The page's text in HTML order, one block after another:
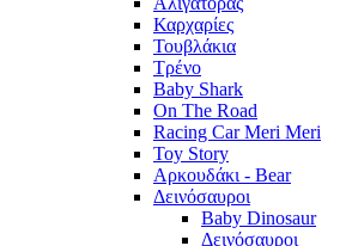
Καρχαρίες
Τουβλάκια
Τρένο
Baby Shark
On The Road
Racing Car Meri Meri
Toy Story
Αρκουδάκι - Bear
Δεινόσαυροι
Baby Dinosaur
Δεινόσαυροι